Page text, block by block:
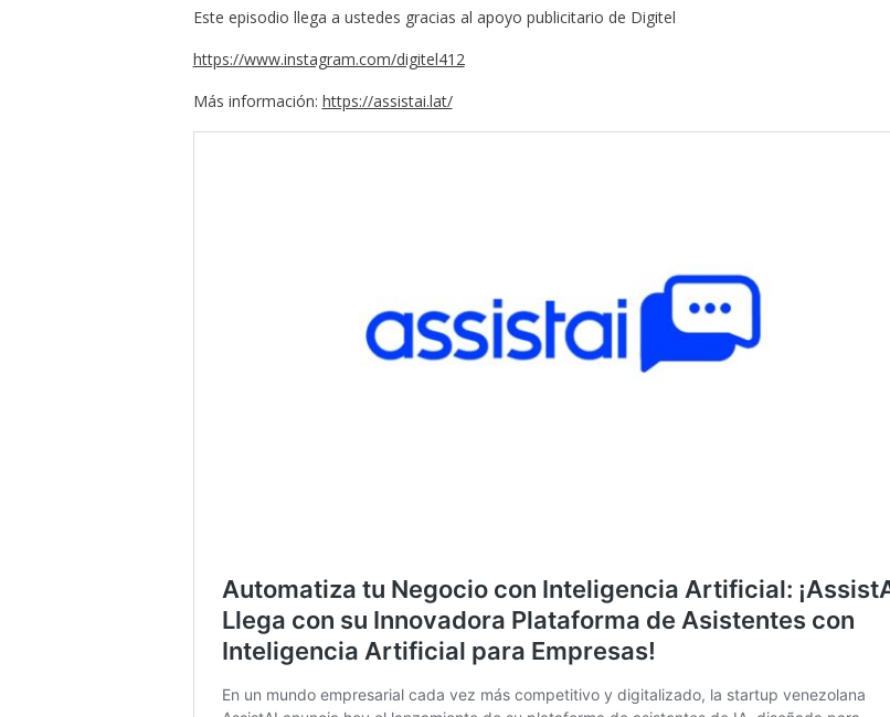
Este episodio llega a ustedes gracias al apoyo publicitario de Digitel
https://www.instagram.com/digitel412
Más información: https://assistai.lat/